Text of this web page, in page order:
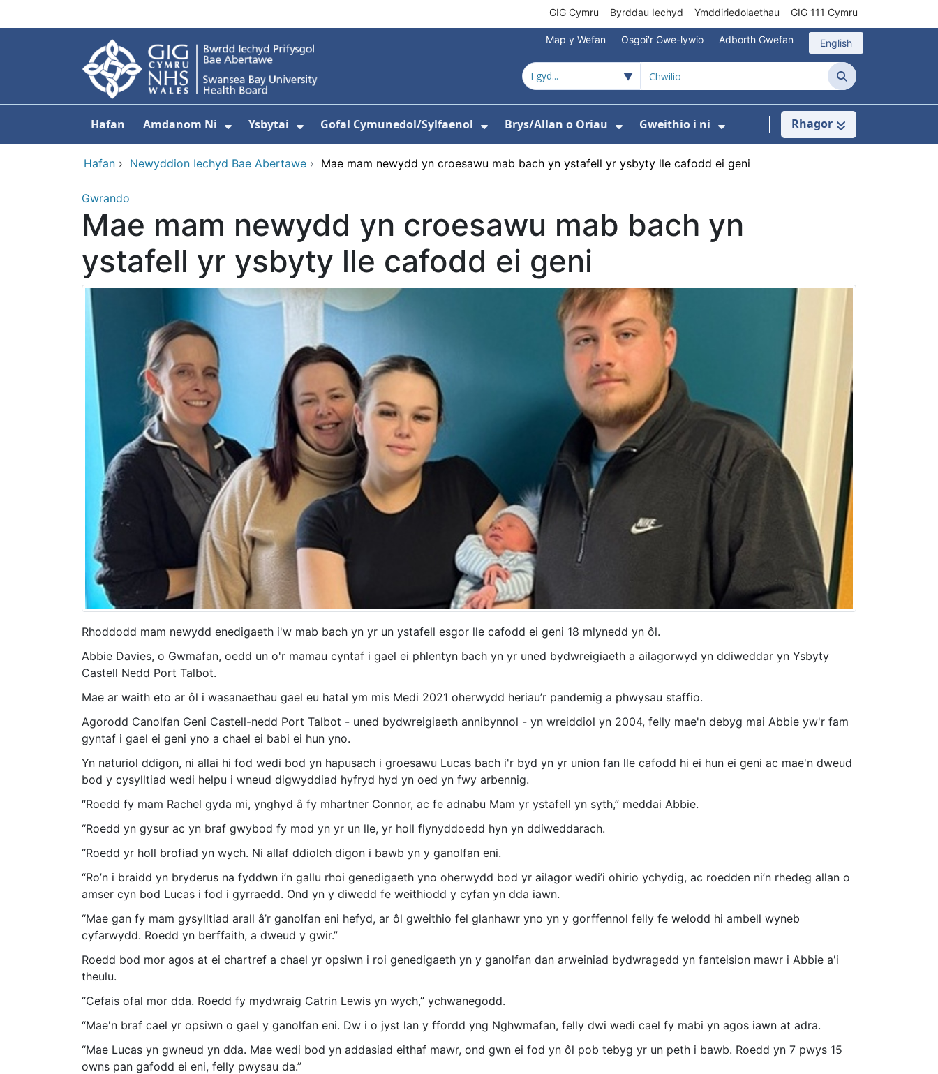
GIG Cymru Byrddau Iechyd Ymddiriedolaethau GIG 111 Cymru
Map y Wefan Osgoi'r Gwe-lywio Adborth Gwefan English
Chwilio
Hafan Amdanom Ni Ysbytai Gofal Cymunedol/Sylfaenol
Dangos isddewislen ar gyfer Gofal Cymunedol/Sylfaenol
Brys/Allan o Oriau
Dangos isddewislen ar gyfer Brys/Allan o
Gweithio i ni
Dangos isddewislen ar gyfer
Rhagor
Hafan › Newyddion Iechyd Bae Abertawe › Mae mam newydd yn croesawu mab bach yn ystafell yr ysbyty lle cafodd ei geni
Gwrando
Mae mam newydd yn croesawu mab bach yn
ystafell yr ysbyty lle cafodd ei geni
Rhoddodd mam newydd enedigaeth i'w mab bach yn yr un ystafell esgor lle cafodd ei geni 18 mlynedd yn ôl.
Abbie Davies, o Gwmafan, oedd un o'r mamau cyntaf i gael ei phlentyn bach yn yr uned bydwreigiaeth a ailagorwyd yn ddiweddar yn Ysbyty
Castell Nedd Port Talbot.
Mae ar waith eto ar ôl i wasanaethau gael eu hatal ym mis Medi 2021 oherwydd heriau’r pandemig a phwysau staffio.
Agorodd Canolfan Geni Castell-nedd Port Talbot - uned bydwreigiaeth annibynnol - yn wreiddiol yn 2004, felly mae'n debyg mai Abbie yw'r fam
gyntaf i gael ei geni yno a chael ei babi ei hun yno.
Yn naturiol ddigon, ni allai hi fod wedi bod yn hapusach i groesawu Lucas bach i'r byd yn yr union fan lle cafodd hi ei hun ei geni ac mae'n dweud
bod y cysylltiad wedi helpu i wneud digwyddiad hyfryd hyd yn oed yn fwy arbennig.
“Roedd fy mam Rachel gyda mi, ynghyd â fy mhartner Connor, ac fe adnabu Mam yr ystafell yn syth,” meddai Abbie.
“Roedd yn gysur ac yn braf gwybod fy mod yn yr un lle, yr holl flynyddoedd hyn yn ddiweddarach.
“Roedd yr holl brofiad yn wych. Ni allaf ddiolch digon i bawb yn y ganolfan eni.
“Ro’n i braidd yn bryderus na fyddwn i’n gallu rhoi genedigaeth yno oherwydd bod yr ailagor wedi’i ohirio ychydig, ac roedden ni’n rhedeg allan o
amser cyn bod Lucas i fod i gyrraedd. Ond yn y diwedd fe weithiodd y cyfan yn dda iawn.
“Mae gan fy mam gysylltiad arall â’r ganolfan eni hefyd, ar ôl gweithio fel glanhawr yno yn y gorffennol felly fe welodd hi ambell wyneb
cyfarwydd. Roedd yn berffaith, a dweud y gwir.”
Roedd bod mor agos at ei chartref a chael yr opsiwn i roi genedigaeth yn y ganolfan dan arweiniad bydwragedd yn fanteision mawr i Abbie a'i
theulu.
“Cefais ofal mor dda. Roedd fy mydwraig Catrin Lewis yn wych,” ychwanegodd.
“Mae'n braf cael yr opsiwn o gael y ganolfan eni. Dw i o jyst lan y ffordd yng Nghwmafan, felly dwi wedi cael fy mabi yn agos iawn at adra.
“Mae Lucas yn gwneud yn dda. Mae wedi bod yn addasiad eithaf mawr, ond gwn ei fod yn ôl pob tebyg yr un peth i bawb. Roedd yn 7 pwys 15
owns pan gafodd ei eni, felly pwysau da.”